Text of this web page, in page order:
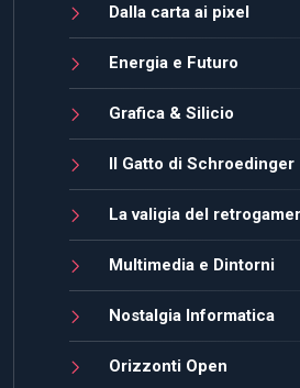
Dalla carta ai pixel
Energia e Futuro
Grafica & Silicio
Il Gatto di Schroedinger
La valigia del retrogamer
Multimedia e Dintorni
Nostalgia Informatica
Orizzonti Open